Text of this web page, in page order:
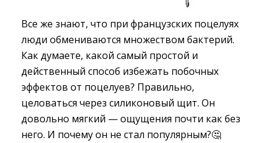
Все же знают, что при французских поцелуях
люди обмениваются множеством бактерий.
Как думаете, какой самый простой и
действенный способ избежать побочных
эффектов от поцелуев? Правильно,
целоваться через силиконовый щит. Он
довольно мягкий — ощущения почти как без
него. И почему он не стал популярным?🤔